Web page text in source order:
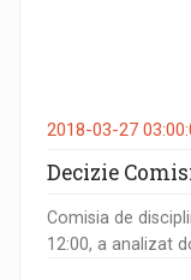
2018-03-27
Decizie
Comisia de
12:00, a analizat